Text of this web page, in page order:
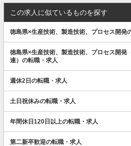
この求人に似ているものを探す
徳島県×生産技術、製造技術、プロセス開発
徳島県×生産技術、製造技術、プロセス開発
連）の転職・求人
週休2日の転職・求人
土日祝休みの転職・求人
年間休日120日以上の転職・求人
第二新卒歓迎の転職・求人